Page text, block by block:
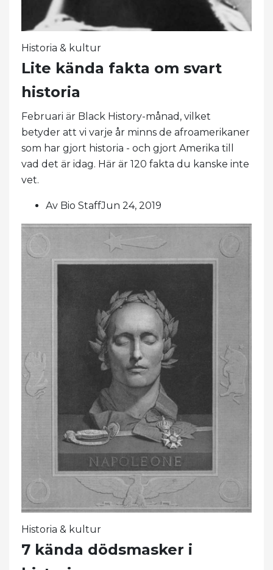
Historia & kultur
Lite kända fakta om svart
historia
Februari är Black History-månad, vilket
betyder att vi varje år minns de afroamerikaner
som har gjort historia - och gjort Amerika till
vad det är idag. Här är 120 fakta du kanske inte
vet.
Av Bio StaffJun 24, 2019
Historia & kultur
7 kända dödsmasker i